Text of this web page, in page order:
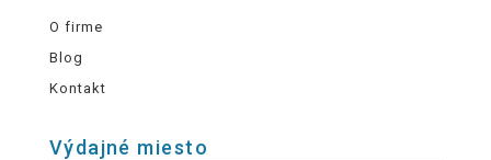
O firme
Blog
Kontakt
Výdajné miesto